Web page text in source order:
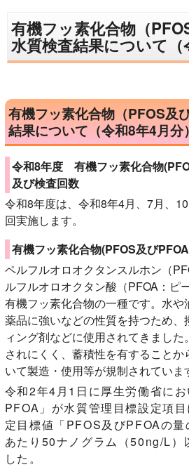
有機フッ素化合物（
水質検査結果について（
有機フッ素化合物（PFOS及
結果について（令和8年4月分）
令和8年度 有機フッ素化合物
及び検査回数
令和8年度は、令和8年4月、7月、
回実施します。
有機フッ素化合物(PFOS及び
ペルフルオロオクタンスルホン（
ルフルオロオクタン酸（PFOA：ピ
有機フッ素化合物の一種です。水や
薬品に強いなどの性質を持つため
ィング剤などに使用されてきまし
されにくく、蓄積性を有すること
いて製造・使用等が規制されていま
令和2年4月1日に厚生労働省に
PFOA」が水質管理目標設定項
定目標値「PFOS及びPFOAの
あたり50ナノグラム（50ng/L）
した。